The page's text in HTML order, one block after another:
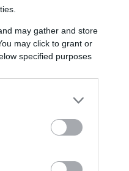
may gather and store
may click to grant or
specified purposes